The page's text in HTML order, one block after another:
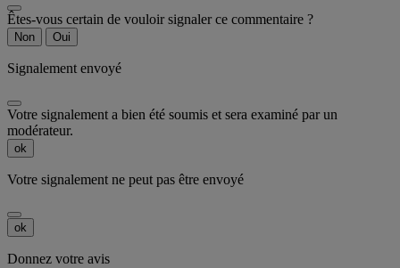
Êtes-vous certain de vouloir signaler ce commentaire ?
Non Oui
Signalement envoyé
Votre signalement a bien été soumis et sera examiné par un
modérateur.
ok
Votre signalement ne peut pas être envoyé
ok
Donnez votre avis